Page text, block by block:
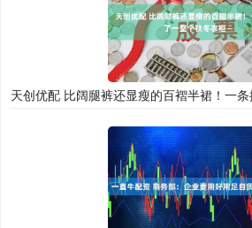
天创优配 比阔腿裤还显瘦的百褶半裙！一